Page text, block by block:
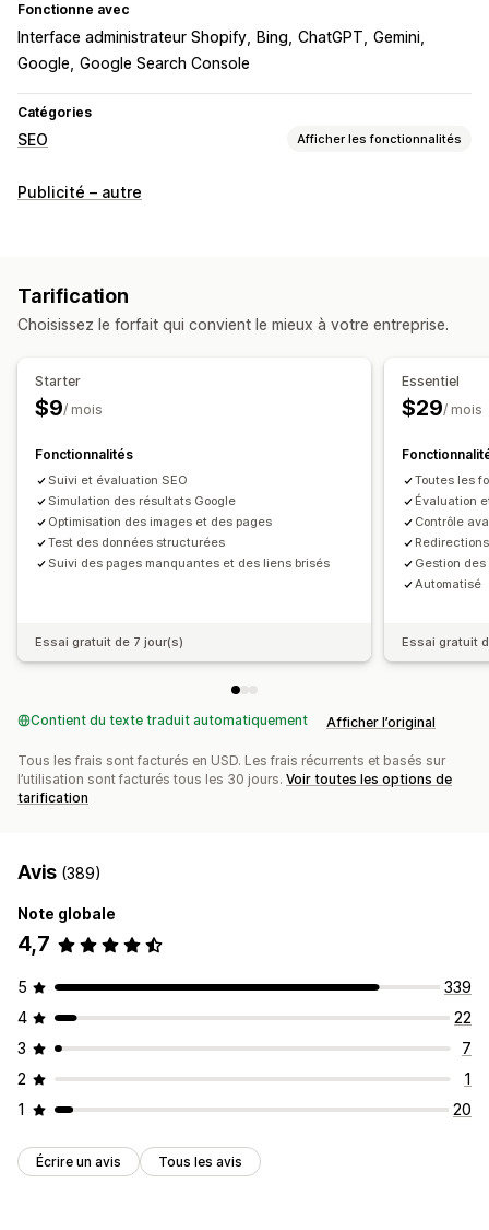
Fonctionne avec
Interface administrateur Shopify Bing ChatGPT Gemini
Google Google Search Console
Catégories
SEO Afficher les fonctionnalités
Outils SEO
Balises méta Extraits enrichis
Édition en bloc
Génération IA
SEO local
Optimisation de contenu
Optimisation de métadonnées
Optimisation de thèmes
Suivi des performances
Note SEO Audits Rapports
Informations et conseils
Analyses de données
Analyses de mots-clés
Analyses de liens Analyses de contenu
Trafic du site web
Publicité – autre
Tarification
Choisissez le forfait qui convient le mieux à votre entreprise.
Starter
$9/ mois
Fonctionnalités
Suivi et évaluation SEO
Simulation des résultats Google
Optimisation des images et des pages
Test des données structurées
Suivi des pages manquantes et des liens brisés
Essai gratuit de 7 jour(s)
Essentiel
$29/ mois
Toutes les
Évaluation
Contrôle
Gestion
Automatisé
Essai gratuit
Contient du texte traduit automatiquement Afficher l’original
Tous les frais sont facturés en USD. Les frais récurrents et basés sur
l’utilisation sont facturés tous les 30 jours. Voir toutes les options de
tarification
Avis (389)
Note globale
4,7
5
339
4
22
3
7
2
1
1
20
Écrire un avis Tous les avis